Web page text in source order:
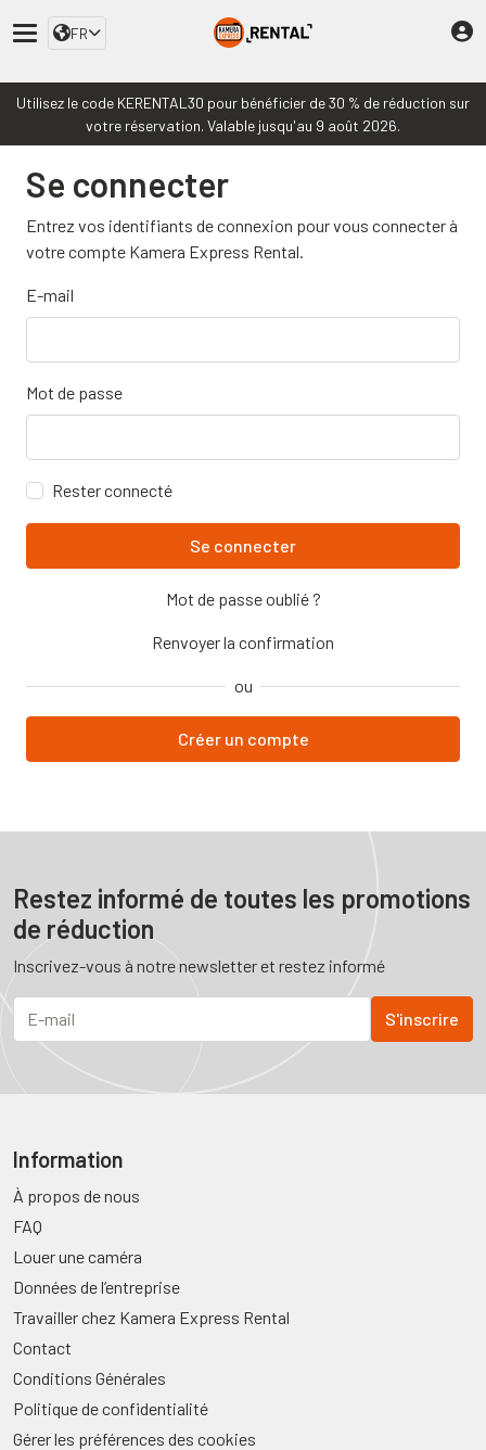
FR
Utilisez le code KERENTAL30 pour bénéficier de 30 % de réduction sur
votre réservation. Valable jusqu'au 9 août 2026.
Se connecter
Entrez vos identifiants de connexion pour vous connecter à
votre compte Kamera Express Rental.
E-mail
Mot de passe
Rester connecté
Mot de passe oublié ?
Renvoyer la confirmation
ou
Créer un compte
Restez informé de toutes les promotions
de réduction
Inscrivez-vous à notre newsletter et restez informé
Information
À propos de nous
FAQ
Louer une caméra
Données de l’entreprise
Travailler chez Kamera Express Rental
Contact
Conditions Générales
Politique de confidentialité
Gérer les préférences des cookies